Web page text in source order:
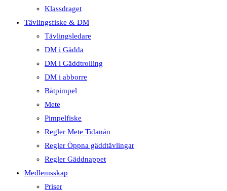
Klassdraget
Tävlingsfiske & DM
Tävlingsledare
DM i Gädda
DM i Gäddtrolling
DM i abborre
Båtpimpel
Mete
Pimpelfiske
Regler Mete Tidanån
Regler Öppna gäddtävlingar
Regler Gäddnappet
Medlemsskap
Priser